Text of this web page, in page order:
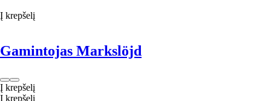
Į krepšelį
Gamintojas Markslöjd
Į krepšelį
Į krepšelį